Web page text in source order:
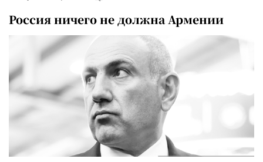
Россия ничего не должна Армении